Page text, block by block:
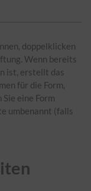
doppelklicken
Wenn bereits
ist, erstellt das
für die Form,
eine Form
umbenannt (falls